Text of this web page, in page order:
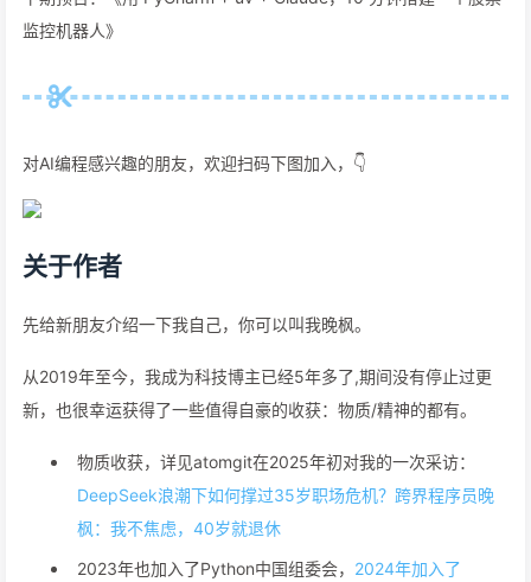
监控机器人》
对AI编程感兴趣的朋友，欢迎扫码下图加入，👇
关于作者
先给新朋友介绍一下我自己，你可以叫我晚枫。
从2019年至今，我成为科技博主已经5年多了,期间没有停止过更
新，也很幸运获得了一些值得自豪的收获：物质/精神的都有。
物质收获，详见atomgit在2025年初对我的一次采访：
DeepSeek浪潮下如何撑过35岁职场危机？跨界程序员晚
枫：我不焦虑，40岁就退休
2023年也加入了Python中国组委会， 2024年加入了